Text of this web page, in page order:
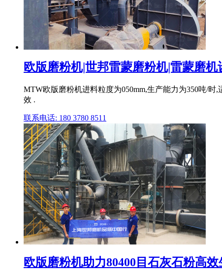
欧版磨粉机|世邦雷蒙磨粉机|雷蒙磨
MTW欧版磨粉机进料粒度为050mm,生产能力为350吨/
效 .
联系电话: 180 3780 8511
欧版磨粉机助力80400目石灰石粉高效